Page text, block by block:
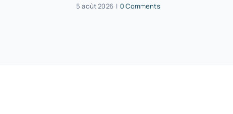
5 août 2026 | 0 Comments